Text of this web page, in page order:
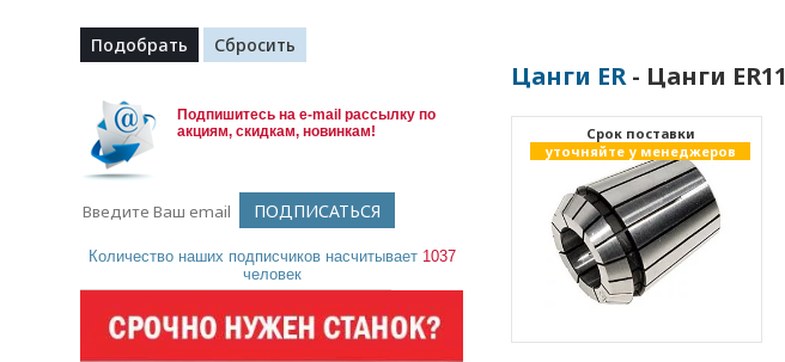
Подпишитесь на e-mail рассылку по
акциям, скидкам, новинкам!
Количество наших подписчиков насчитывает 1037
человек
Цанги ER- Цанги ER11
Cрок поставки
уточняйте у менеджеров